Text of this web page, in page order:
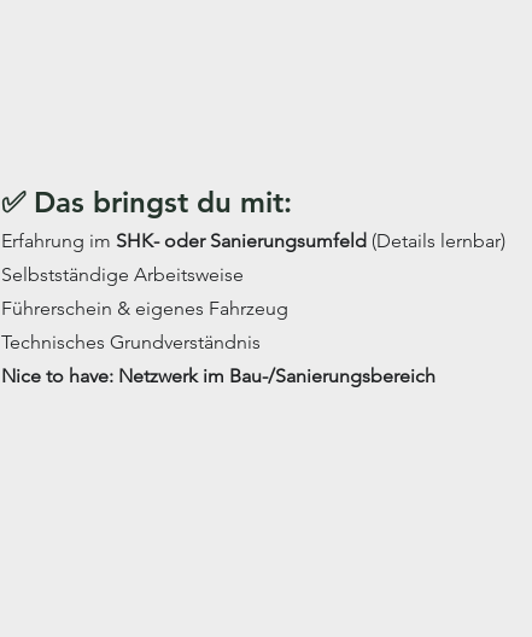
✅ Das bringst du mit:
Erfahrung im SHK- oder Sanierungsumfeld (Details lernbar)
Selbstständige Arbeitsweise
Führerschein & eigenes Fahrzeug
Technisches Grundverständnis
Nice to have: Netzwerk im Bau-/Sanierungsbereich